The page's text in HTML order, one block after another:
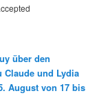
über den
Claude und Lydia
August von 17 bis